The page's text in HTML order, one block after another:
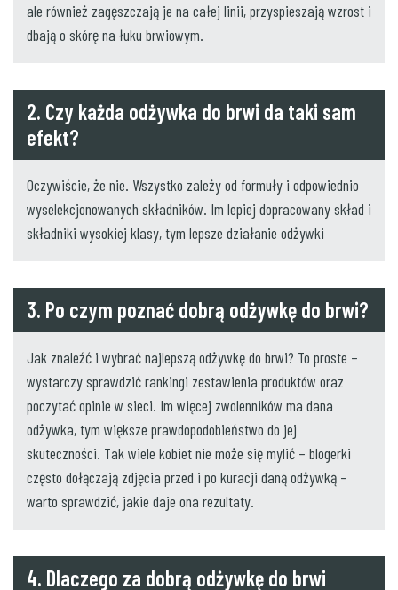
ale również zagęszczają je na całej linii, przyspieszają wzrost i
dbają o skórę na łuku brwiowym.
2. Czy każda odżywka do brwi da taki sam
efekt?
Oczywiście, że nie. Wszystko zależy od formuły i odpowiednio
wyselekcjonowanych składników. Im lepiej dopracowany skład i
składniki wysokiej klasy, tym lepsze działanie odżywki
3. Po czym poznać dobrą odżywkę do brwi?
Jak znaleźć i wybrać najlepszą odżywkę do brwi? To proste –
wystarczy sprawdzić rankingi zestawienia produktów oraz
poczytać opinie w sieci. Im więcej zwolenników ma dana
odżywka, tym większe prawdopodobieństwo do jej
skuteczności. Tak wiele kobiet nie może się mylić – blogerki
często dołączają zdjęcia przed i po kuracji daną odżywką –
warto sprawdzić, jakie daje ona rezultaty.
4. Dlaczego za dobrą odżywkę do brwi